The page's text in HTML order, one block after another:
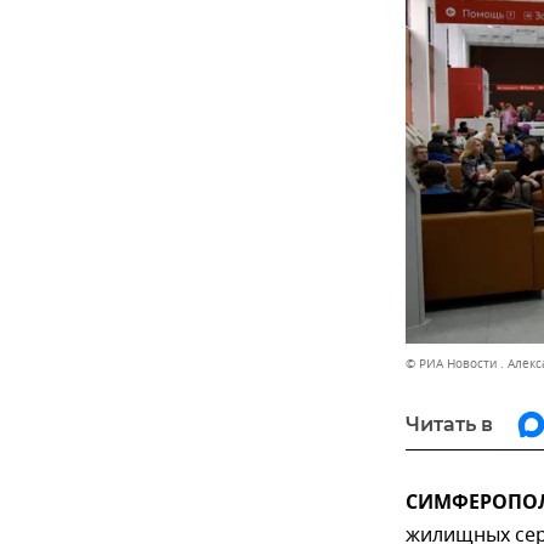
© РИА Новости .
Читать в
жилищных